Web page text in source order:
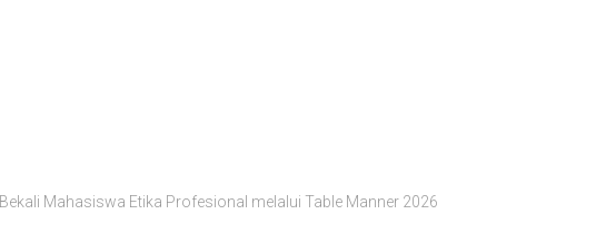
Mahasiswa Etika Profesional melalui Table Manner 2026